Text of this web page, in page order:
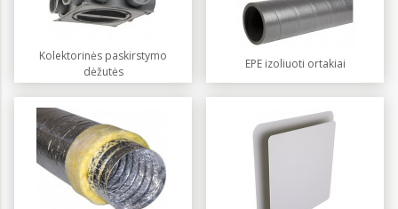
Kolektorinės paskirstymo
dėžutės
EPE izoliuoti ortakiai